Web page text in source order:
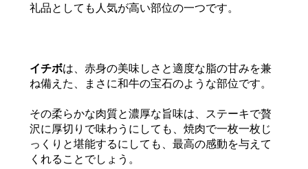
礼品としても人気が高い部位の一つです。
イチボは、赤身の美味しさと適度な脂の甘みを兼
ね備えた、まさに和牛の宝石のような部位です。
その柔らかな肉質と濃厚な旨味は、ステーキで贅
沢に厚切りで味わうにしても、焼肉で一枚一枚じ
っくりと堪能するにしても、最高の感動を与えて
くれることでしょう。